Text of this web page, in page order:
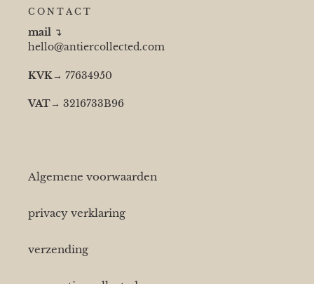
C O N T A C T
mail ↴
hello@antiercollected.com
KVK→ 77634950
VAT→ 3216733B96
Algemene voorwaarden
privacy verklaring
verzending